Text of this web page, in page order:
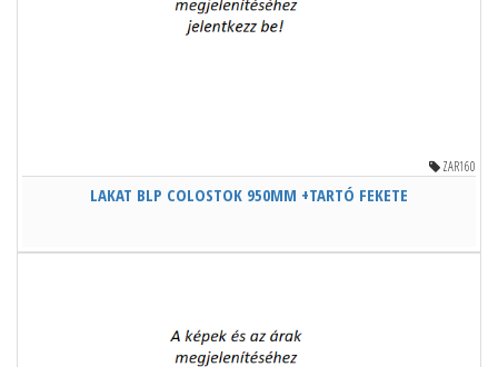
ZAR160
LAKAT BLP COLOSTOK 950MM +TARTÓ FEKETE